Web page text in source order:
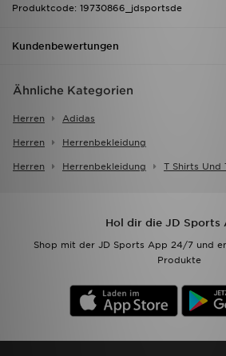
Produktcode: 19730866_jdsportsde
Kundenbewertungen
Ähnliche Kategorien
Herren Adidas
Herren Herrenbekleidung
Herren Herrenbekleidung T Shirts Und
Hol dir die JD Sports
Shop mit der JD Sports App 24/7 und
Produkte